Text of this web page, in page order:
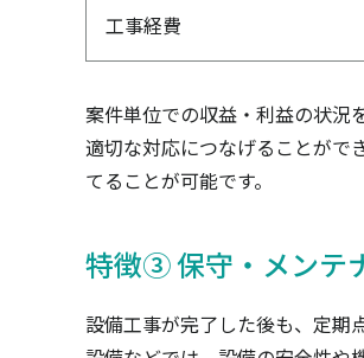
工事経費
案件単位での収益・利益の状況
適切な対応につなげることがで
てることが可能です。
特徴③ 保守・メンテ
設備工事が完了した後も、定期